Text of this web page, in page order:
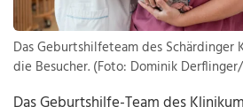
Das Geburtshilfeteam des Schärdinger
die Besucher. (Foto: Dominik